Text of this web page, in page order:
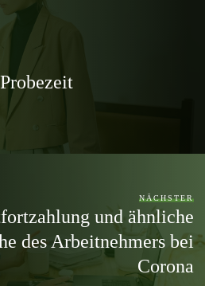
NÄCHSTER
und ähnliche
des Arbeitnehmers bei
Corona